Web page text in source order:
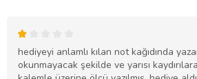
hediyeyi anlamlı kılan not kağıdında
okunmayacak şekilde ve yarısı